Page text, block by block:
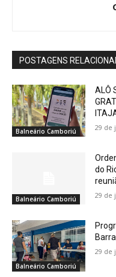
POSTAGENS
Balneário Camboriú
ALÔ
29 de
Balneário Camboriú
do
29 de
Balneário Camboriú
29 de